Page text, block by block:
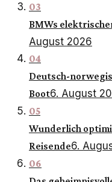
03
BMWs
August 2026
04
Deutsch-
Boot6. August
05
Wunderlich
Reisende6.
06